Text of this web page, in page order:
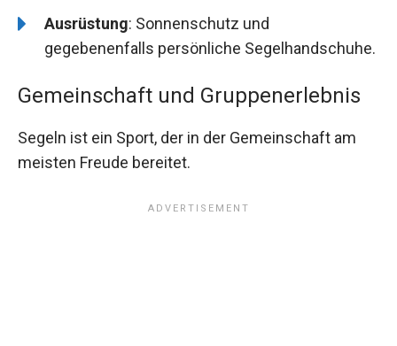
Ausrüstung: Sonnenschutz und
gegebenenfalls persönliche Segelhandschuhe.
Gemeinschaft und Gruppenerlebnis
Segeln ist ein Sport, der in der Gemeinschaft am
meisten Freude bereitet.